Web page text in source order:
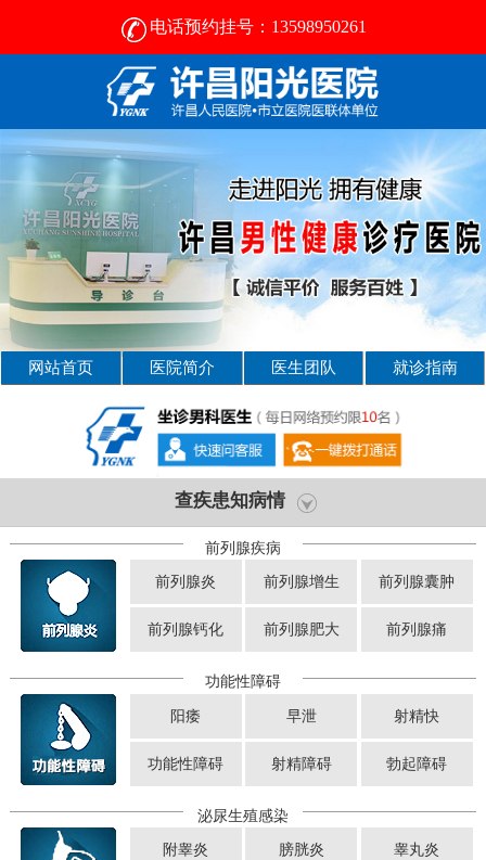
电话预约挂号：13598950261
许昌比较好的男性医院-2024正规男科医院排名-许昌阳光医院
网站首页 医院简介 医生团队 就诊指南
查疾患知病情
前列腺疾病
前列腺炎 前列腺增生 前列腺囊肿
前列腺钙化 前列腺肥大 前列腺痛
功能性障碍
阳痿 早泄 射精快
功能性障碍 射精障碍 勃起障碍
泌尿生殖感染
附睾炎 膀胱炎 睾丸炎